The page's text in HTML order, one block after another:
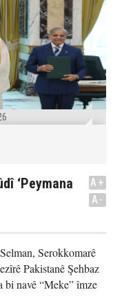
‘Peymana
A+
A-
Serokkomarê
Pakistanê Şehbaz
bi navê “Meke” îmze